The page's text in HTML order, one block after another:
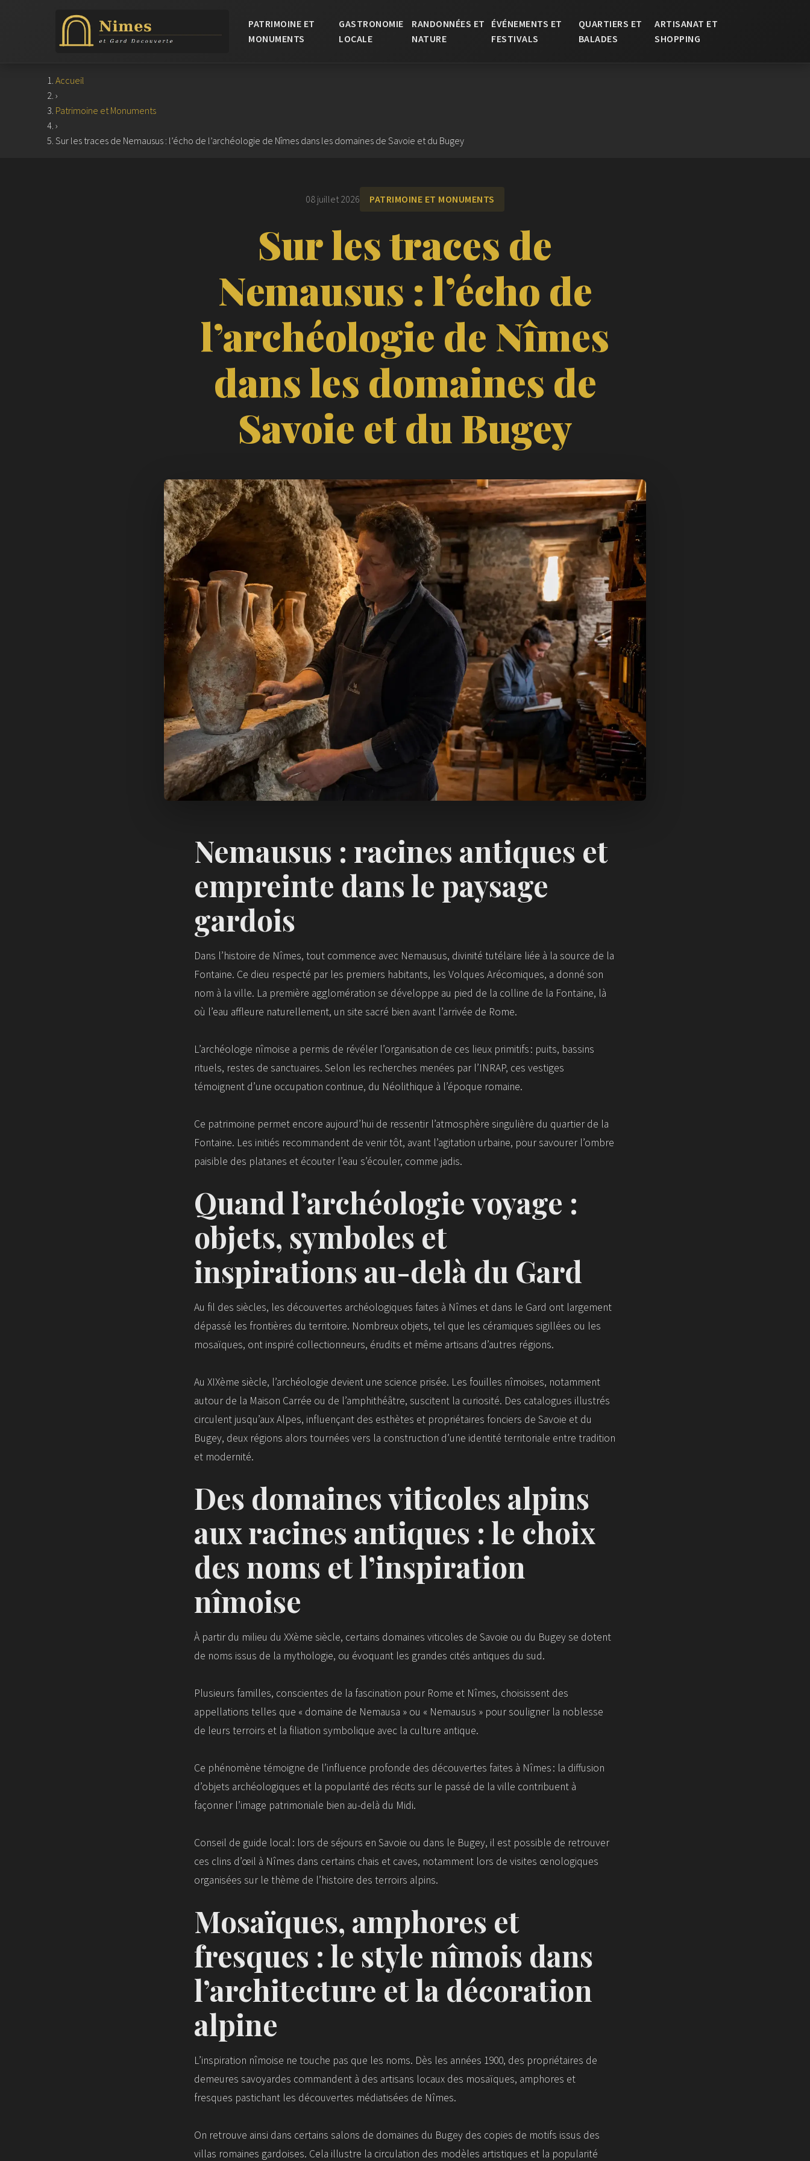
PATRIMOINE ET
MONUMENTS
GASTRONOMIE
LOCALE
RANDONNÉES ET
NATURE
ÉVÉNEMENTS ET
FESTIVALS
QUARTIERS ET
BALADES
ARTISANAT ET
SHOPPING
Accueil
›
Patrimoine et Monuments
›
Sur les traces de Nemausus : l’écho de l’archéologie de Nîmes dans les domaines de Savoie et du Bugey
08 juillet 2026 PATRIMOINE ET MONUMENTS
Sur les traces de
Nemausus : l’écho de
l’archéologie de Nîmes
dans les domaines de
Savoie et du Bugey
Nemausus : racines antiques et
empreinte dans le paysage
gardois
Dans l’histoire de Nîmes, tout commence avec Nemausus, divinité tutélaire liée à la source de la
Fontaine. Ce dieu respecté par les premiers habitants, les Volques Arécomiques, a donné son
nom à la ville. La première agglomération se développe au pied de la colline de la Fontaine, là
où l’eau affleure naturellement, un site sacré bien avant l’arrivée de Rome.
L’archéologie nîmoise a permis de révéler l’organisation de ces lieux primitifs : puits, bassins
rituels, restes de sanctuaires. Selon les recherches menées par l’INRAP, ces vestiges
témoignent d’une occupation continue, du Néolithique à l’époque romaine.
Ce patrimoine permet encore aujourd’hui de ressentir l’atmosphère singulière du quartier de la
Fontaine. Les initiés recommandent de venir tôt, avant l’agitation urbaine, pour savourer l’ombre
paisible des platanes et écouter l’eau s’écouler, comme jadis.
Quand l’archéologie voyage :
objets, symboles et
inspirations au-delà du Gard
Au fil des siècles, les découvertes archéologiques faites à Nîmes et dans le Gard ont largement
dépassé les frontières du territoire. Nombreux objets, tel que les céramiques sigillées ou les
mosaïques, ont inspiré collectionneurs, érudits et même artisans d’autres régions.
Au XIXème siècle, l’archéologie devient une science prisée. Les fouilles nîmoises, notamment
autour de la Maison Carrée ou de l’amphithéâtre, suscitent la curiosité. Des catalogues illustrés
circulent jusqu’aux Alpes, influençant des esthètes et propriétaires fonciers de Savoie et du
Bugey, deux régions alors tournées vers la construction d’une identité territoriale entre tradition
et modernité.
Des domaines viticoles alpins
aux racines antiques : le choix
des noms et l’inspiration
nîmoise
À partir du milieu du XXème siècle, certains domaines viticoles de Savoie ou du Bugey se dotent
de noms issus de la mythologie, ou évoquant les grandes cités antiques du sud.
Plusieurs familles, conscientes de la fascination pour Rome et Nîmes, choisissent des
appellations telles que « domaine de Nemausa » ou « Nemausus » pour souligner la noblesse
de leurs terroirs et la filiation symbolique avec la culture antique.
Ce phénomène témoigne de l’influence profonde des découvertes faites à Nîmes : la diffusion
d’objets archéologiques et la popularité des récits sur le passé de la ville contribuent à
façonner l’image patrimoniale bien au-delà du Midi.
Conseil de guide local : lors de séjours en Savoie ou dans le Bugey, il est possible de retrouver
ces clins d’œil à Nîmes dans certains chais et caves, notamment lors de visites œnologiques
organisées sur le thème de l’histoire des terroirs alpins.
Mosaïques, amphores et
fresques : le style nîmois dans
l’architecture et la décoration
alpine
L’inspiration nîmoise ne touche pas que les noms. Dès les années 1900, des propriétaires de
demeures savoyardes commandent à des artisans locaux des mosaïques, amphores et
fresques pastichant les découvertes médiatisées de Nîmes.
On retrouve ainsi dans certains salons de domaines du Bugey des copies de motifs issus des
villas romaines gardoises. Cela illustre la circulation des modèles artistiques et la popularité